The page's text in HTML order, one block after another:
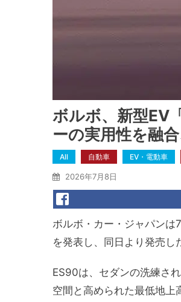
ボルボ、新型EV
ーの実用性を融
All 自動車 EV・電動車
2026年7月8日
ボルボ・カー・ジャパンは
を発表し、同日より発売し
ES90は、セダンの洗練さ
空間と高められた最低地上